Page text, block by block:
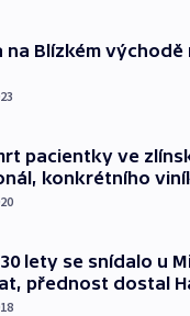
na Blízkém
pacientky ve
konkrétního
lety se snídalo u
přednost dostal